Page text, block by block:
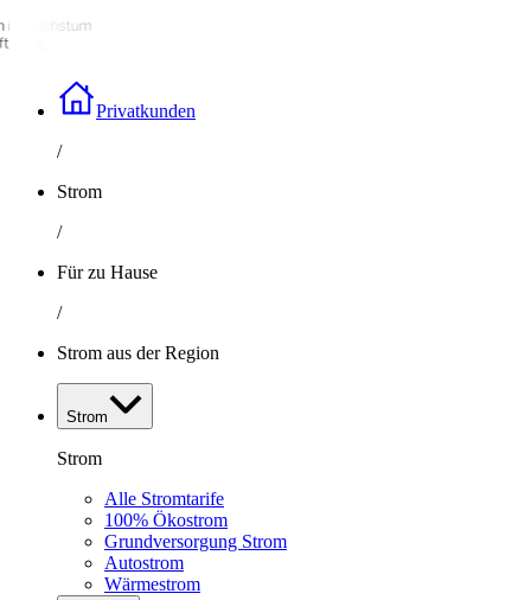
Privatkunden
/
Strom
/
Für zu Hause
/
Strom aus der Region
Strom
Strom
Alle Stromtarife
100% Ökostrom
Grundversorgung Strom
Autostrom
Wärmestrom